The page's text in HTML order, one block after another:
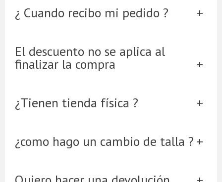
¿ Cuando recibo mi pedido ?
El descuento no se aplica al
finalizar la compra
¿Tienen tienda física ?
¿como hago un cambio de talla ?